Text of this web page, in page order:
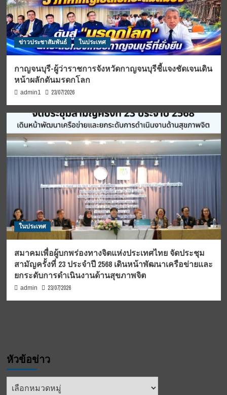
ข่าวประชาสัมพันธ์ ในประเทศ
กาญจนบุรี-ผู้ว่าราชการจังหวัดกาญจนบุรีชี้แจงชัดเจนเดิน
หน้าผลักดันมรดกโลก
admin1 23/07/2026
ในประเทศ
สมาคมเพื่อผู้บกพร่องทางจิตแห่งประเทศไทย จัดประชุม
สามัญครั้งที่ 23 ประจำปี 2568 เดินหน้าพัฒนาเครือข่ายและ
ยกระดับการดำเนินงานด้านสุขภาพจิต
admin 23/07/2026
หัวข้อข่าว
หัวข้อ